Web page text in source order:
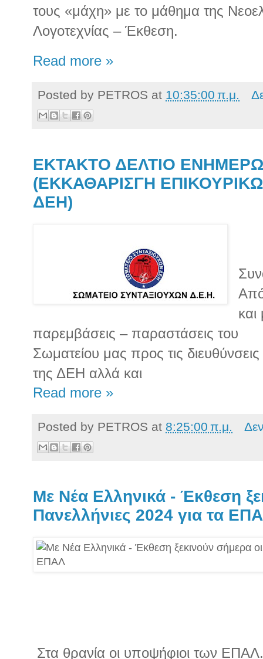
τους «μάχη» με το μάθημα της
Λογοτεχνίας – Έκθεση.
Read more »
Posted by PETROS at 10:35:00 π.μ.
ΕΚΤΑΚΤΟ ΔΕΛΤΙΟ
(ΕΚΚΑΘΑΡΙΣΓΗ
ΔΕΗ)
παρεμβάσεις – παραστάσεις του
Σωματείου μας προς τις
της ΔΕΗ αλλά και
Read more »
Posted by PETROS at 8:25:00 π.μ.
Με Νέα Ελληνικά - Έκθεση
Πανελλήνιες 2024 για τα
Στα θρανία οι υποψήφιοι των ΕΠΑΛ.